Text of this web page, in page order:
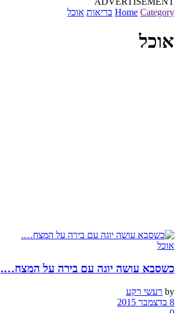
Home Category בריאות אוכל
אוכל
אוכל
כשסבא עושה יוגה עם בירה על המצח….
by רעשי רקע
8 בדצמבר 2015